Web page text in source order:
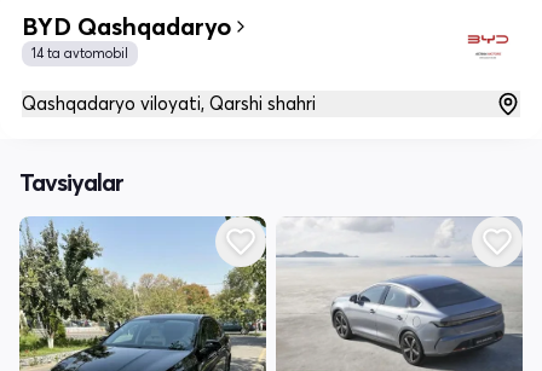
BYD Qashqadaryo
14 ta avtomobil
Qashqadaryo viloyati, Qarshi shahri
Tavsiyalar